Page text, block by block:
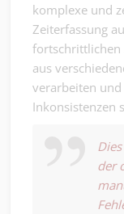
komplexe und
Zeiterfassung
fortschrittlichen
aus
verarbeiten
Inkonsistenzen
der